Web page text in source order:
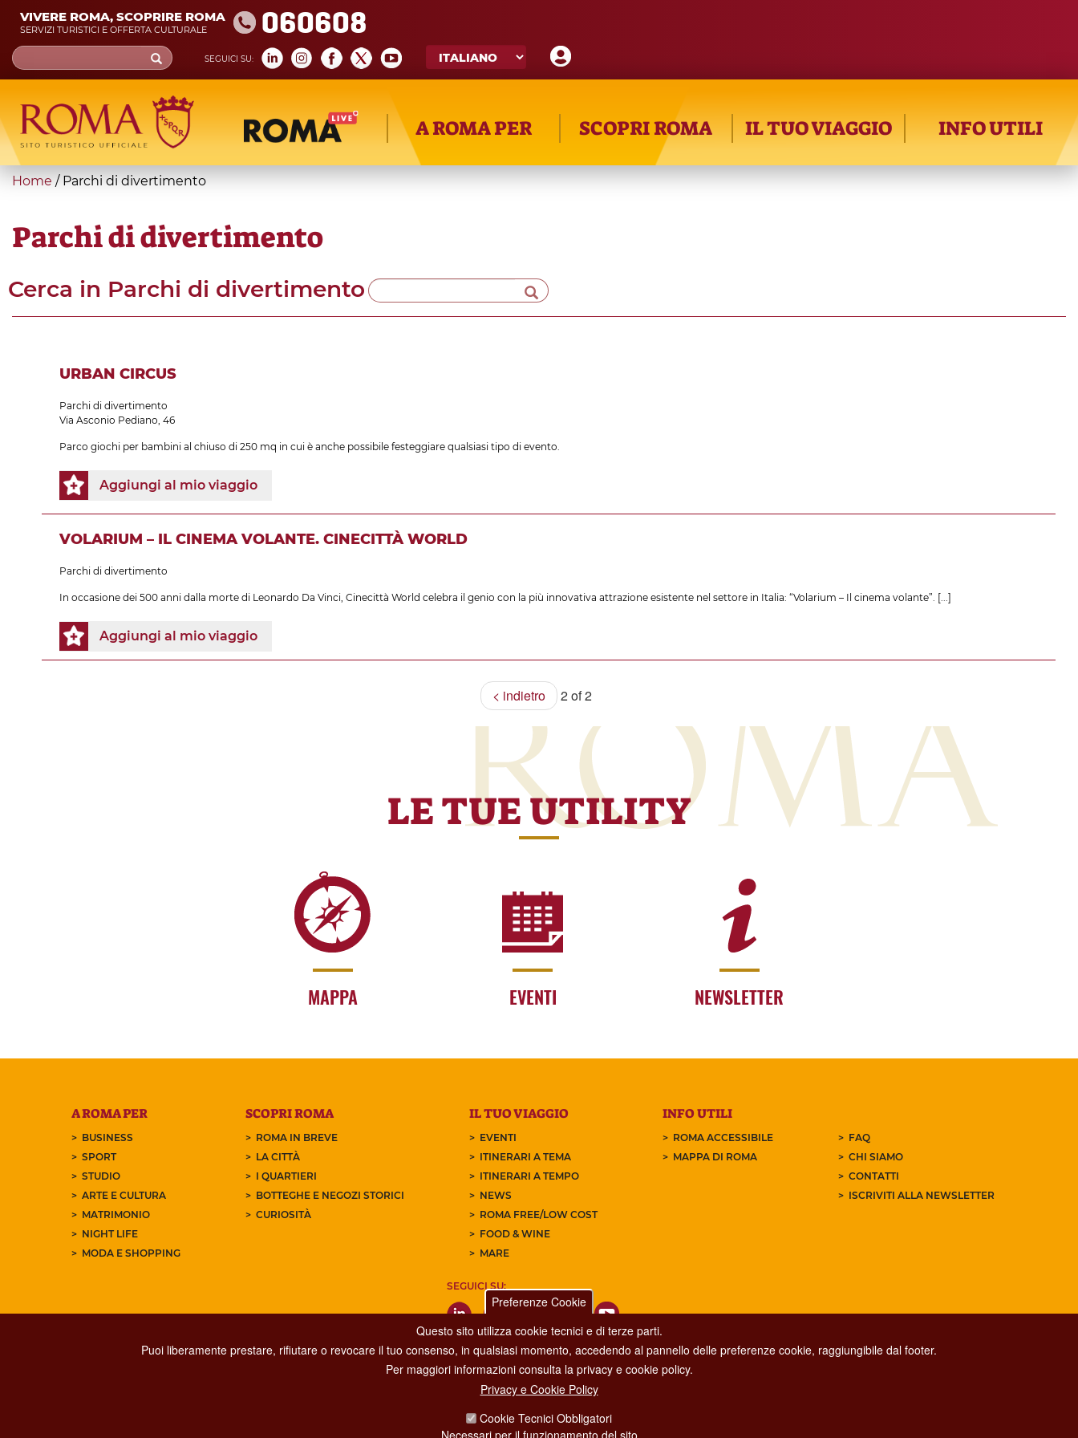
Skip
main
content
VIVERE ROMA, SCOPRIRE ROMA
SERVIZI TURISTICI E OFFERTA CULTURALE 060608
SEGUICI SU:
Search
form
Cerca
A ROMA PER SCOPRI ROMA IL TUO VIAGGIO INFO UTILI
You
here
Home / Parchi di divertimento
Parchi di divertimento
Cerca in Parchi di divertimento
URBAN CIRCUS
Parchi di divertimento
Via Asconio Pediano, 46
Parco giochi per bambini al chiuso di 250 mq in cui è anche possibile festeggiare qualsiasi tipo di evento.
Aggiungi al mio viaggio
VOLARIUM – IL CINEMA VOLANTE. CINECITTÀ WORLD
Parchi di divertimento
In occasione dei 500 anni dalla morte di Leonardo Da Vinci, Cinecittà World celebra il genio con la più innovativa attrazione esistente nel settore in Italia: “Volarium – Il cinema volante”. [...]
Aggiungi al mio viaggio
< indietro 2 of 2
LE TUE UTILITY
MAPPA EVENTI NEWSLETTER
A ROMA PER
BUSINESS
SPORT
STUDIO
ARTE E CULTURA
MATRIMONIO
NIGHT LIFE
MODA E SHOPPING
SCOPRI ROMA
ROMA IN BREVE
LA CITTÀ
I QUARTIERI
BOTTEGHE E NEGOZI STORICI
CURIOSITÀ
IL TUO VIAGGIO
EVENTI
ITINERARI A TEMA
ITINERARI A TEMPO
NEWS
ROMA FREE/LOW COST
FOOD & WINE
MARE
INFO UTILI
ROMA ACCESSIBILE
MAPPA DI ROMA
FAQ
CHI SIAMO
CONTATTI
ISCRIVITI ALLA NEWSLETTER
SEGUICI SU:
Dipartimento Grandi Eventi, Sport, Turismo e Moda.
Via di San Basilio, 51
Preferenze Cookie
Questo sito utilizza cookie tecnici e di terze parti.
Puoi liberamente prestare, rifiutare o revocare il tuo consenso, in qualsiasi momento, accedendo al pannello delle preferenze cookie, raggiungibile dal footer.
Per maggiori informazioni consulta la privacy e cookie policy.
Privacy e Cookie Policy
Cookie Tecnici Obbligatori
Necessari per il funzionamento del sito